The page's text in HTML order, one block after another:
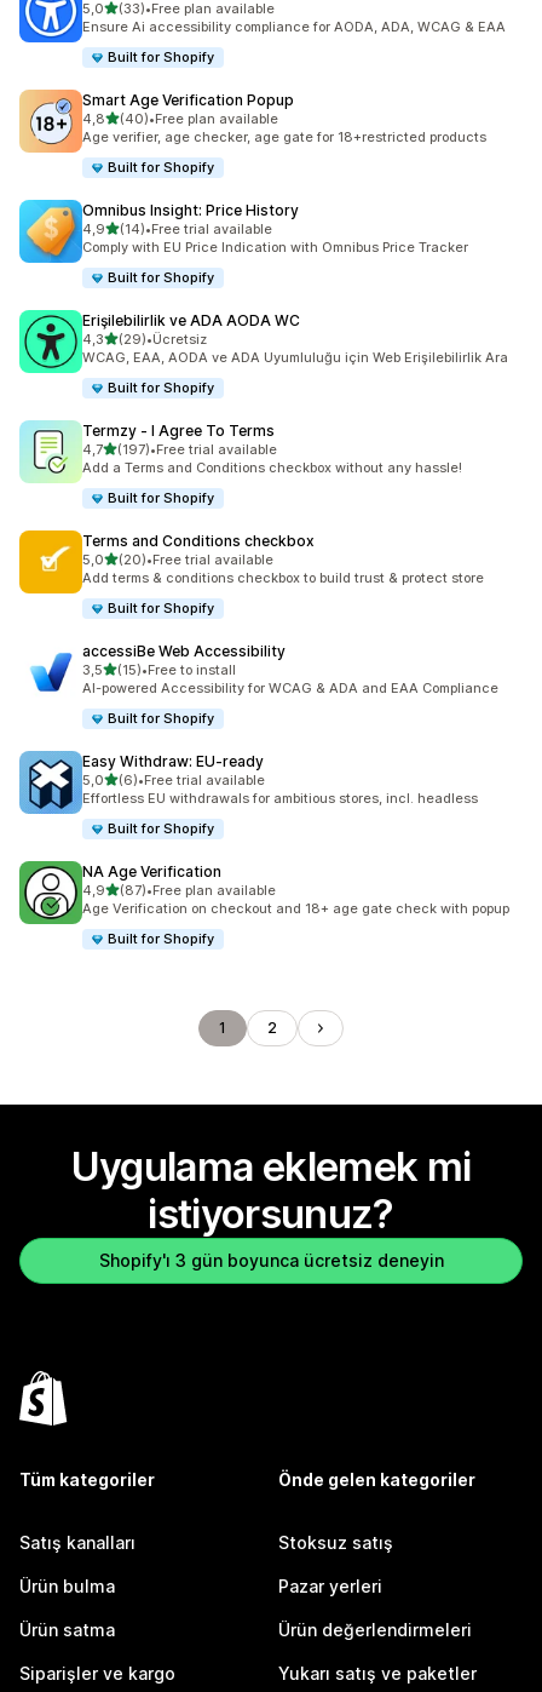
5,05 yıldız üzerinden
(33)
toplam 33 değerlendirme
•Free plan available
Ensure Ai accessibility compliance for AODA, ADA, WCAG & EAA
Built for Shopify
Smart Age Verification Popup
4,85 yıldız üzerinden
(40)
toplam 40 değerlendirme
•Free plan available
Age verifier, age checker, age gate for 18+restricted products
Built for Shopify
Omnibus Insight: Price History
4,95 yıldız üzerinden
(14)
toplam 14 değerlendirme
•Free trial available
Comply with EU Price Indication with Omnibus Price Tracker
Built for Shopify
Erişilebilirlik ve ADA AODA WC
4,35 yıldız üzerinden
(29)
toplam 29 değerlendirme
•Ücretsiz
WCAG, EAA, AODA ve ADA Uyumluluğu için Web Erişilebilirlik Ara
Built for Shopify
Termzy ‑ I Agree To Terms
4,75 yıldız üzerinden
(197)
toplam 197 değerlendirme
•Free trial available
Add a Terms and Conditions checkbox without any hassle!
Built for Shopify
Terms and Conditions checkbox
5,05 yıldız üzerinden
(20)
toplam 20 değerlendirme
•Free trial available
Add terms & conditions checkbox to build trust & protect store
Built for Shopify
accessiBe Web Accessibility
3,55 yıldız üzerinden
(15)
toplam 15 değerlendirme
•Free to install
AI-powered Accessibility for WCAG & ADA and EAA Compliance
Built for Shopify
Easy Withdraw: EU‑ready
5,05 yıldız üzerinden
(6)
toplam 6 değerlendirme
•Free trial available
Effortless EU withdrawals for ambitious stores, incl. headless
Built for Shopify
NA Age Verification
4,95 yıldız üzerinden
(87)
toplam 87 değerlendirme
•Free plan available
Age Verification on checkout and 18+ age gate check with popup
Built for Shopify
1 2
Uygulama eklemek mi
istiyorsunuz?
Shopify'ı 3 gün boyunca ücretsiz deneyin
Tüm kategoriler
Satış kanalları
Ürün bulma
Ürün satma
Siparişler ve kargo
Önde gelen kategoriler
Stoksuz satış
Pazar yerleri
Ürün değerlendirmeleri
Yukarı satış ve paketler